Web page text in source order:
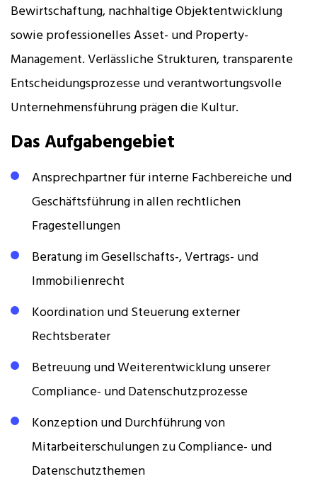
Bewirtschaftung, nachhaltige Objektentwicklung
sowie professionelles Asset- und Property-
Management. Verlässliche Strukturen, transparente
Entscheidungsprozesse und verantwortungsvolle
Unternehmensführung prägen die Kultur.
Das Aufgabengebiet
Ansprechpartner für interne Fachbereiche und
Geschäftsführung in allen rechtlichen
Fragestellungen
Beratung im Gesellschafts-, Vertrags- und
Immobilienrecht
Koordination und Steuerung externer
Rechtsberater
Betreuung und Weiterentwicklung unserer
Compliance- und Datenschutzprozesse
Konzeption und Durchführung von
Mitarbeiterschulungen zu Compliance- und
Datenschutzthemen